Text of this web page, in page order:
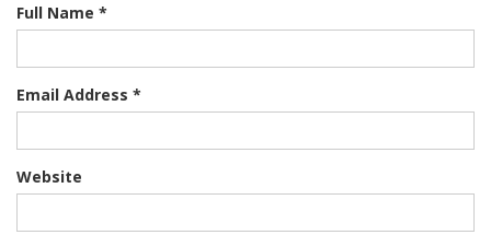
Full Name *
Email Address *
Website